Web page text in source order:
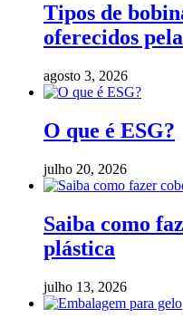
Tipos de
oferecidos
agosto 3, 2026
O que é ESG?
julho 20, 2026
Saiba como
plástica
julho 13, 2026